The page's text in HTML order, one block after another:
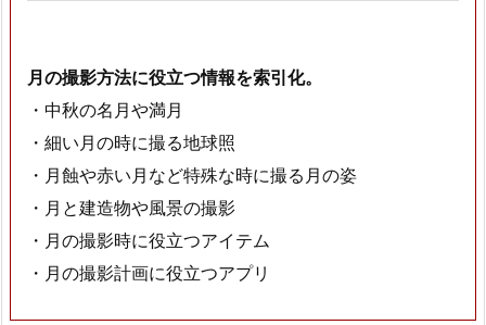
月の撮影方法に役立つ情報を索引化。
・中秋の名月や満月
・細い月の時に撮る地球照
・月蝕や赤い月など特殊な時に撮る月の姿
・月と建造物や風景の撮影
・月の撮影時に役立つアイテム
・月の撮影計画に役立つアプリ